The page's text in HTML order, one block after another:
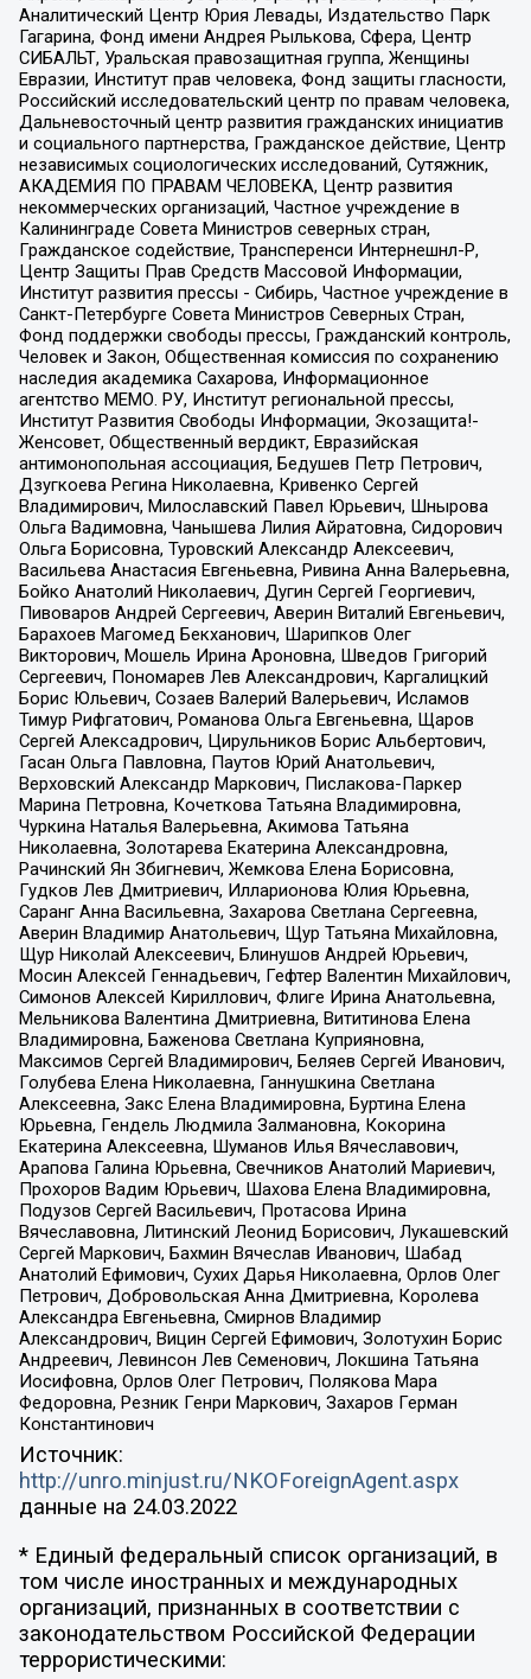
Аналитический Центр Юрия Левады, Издательство Парк
Гагарина, Фонд имени Андрея Рылькова, Сфера, Центр
СИБАЛЬТ, Уральская правозащитная группа, Женщины
Евразии, Институт прав человека, Фонд защиты гласности,
Российский исследовательский центр по правам человека,
Дальневосточный центр развития гражданских инициатив
и социального партнерства, Гражданское действие, Центр
независимых социологических исследований, Сутяжник,
АКАДЕМИЯ ПО ПРАВАМ ЧЕЛОВЕКА, Центр развития
некоммерческих организаций, Частное учреждение в
Калининграде Совета Министров северных стран,
Гражданское содействие, Трансперенси Интернешнл-Р,
Центр Защиты Прав Средств Массовой Информации,
Институт развития прессы - Сибирь, Частное учреждение в
Санкт-Петербурге Совета Министров Северных Стран,
Фонд поддержки свободы прессы, Гражданский контроль,
Человек и Закон, Общественная комиссия по сохранению
наследия академика Сахарова, Информационное
агентство МЕМО. РУ, Институт региональной прессы,
Институт Развития Свободы Информации, Экозащита!-
Женсовет, Общественный вердикт, Евразийская
антимонопольная ассоциация, Бедушев Петр Петрович,
Дзугкоева Регина Николаевна, Кривенко Сергей
Владимирович, Милославский Павел Юрьевич, Шнырова
Ольга Вадимовна, Чанышева Лилия Айратовна, Сидорович
Ольга Борисовна, Туровский Александр Алексеевич,
Васильева Анастасия Евгеньевна, Ривина Анна Валерьевна,
Бойко Анатолий Николаевич, Дугин Сергей Георгиевич,
Пивоваров Андрей Сергеевич, Аверин Виталий Евгеньевич,
Барахоев Магомед Бекханович, Шарипков Олег
Викторович, Мошель Ирина Ароновна, Шведов Григорий
Сергеевич, Пономарев Лев Александрович, Каргалицкий
Борис Юльевич, Созаев Валерий Валерьевич, Исламов
Тимур Рифгатович, Романова Ольга Евгеньевна, Щаров
Сергей Алексадрович, Цирульников Борис Альбертович,
Гасан Ольга Павловна, Паутов Юрий Анатольевич,
Верховский Александр Маркович, Пислакова-Паркер
Марина Петровна, Кочеткова Татьяна Владимировна,
Чуркина Наталья Валерьевна, Акимова Татьяна
Николаевна, Золотарева Екатерина Александровна,
Рачинский Ян Збигневич, Жемкова Елена Борисовна,
Гудков Лев Дмитриевич, Илларионова Юлия Юрьевна,
Саранг Анна Васильевна, Захарова Светлана Сергеевна,
Аверин Владимир Анатольевич, Щур Татьяна Михайловна,
Щур Николай Алексеевич, Блинушов Андрей Юрьевич,
Мосин Алексей Геннадьевич, Гефтер Валентин Михайлович,
Симонов Алексей Кириллович, Флиге Ирина Анатольевна,
Мельникова Валентина Дмитриевна, Вититинова Елена
Владимировна, Баженова Светлана Куприяновна,
Максимов Сергей Владимирович, Беляев Сергей Иванович,
Голубева Елена Николаевна, Ганнушкина Светлана
Алексеевна, Закс Елена Владимировна, Буртина Елена
Юрьевна, Гендель Людмила Залмановна, Кокорина
Екатерина Алексеевна, Шуманов Илья Вячеславович,
Арапова Галина Юрьевна, Свечников Анатолий Мариевич,
Прохоров Вадим Юрьевич, Шахова Елена Владимировна,
Подузов Сергей Васильевич, Протасова Ирина
Вячеславовна, Литинский Леонид Борисович, Лукашевский
Сергей Маркович, Бахмин Вячеслав Иванович, Шабад
Анатолий Ефимович, Сухих Дарья Николаевна, Орлов Олег
Петрович, Добровольская Анна Дмитриевна, Королева
Александра Евгеньевна, Смирнов Владимир
Александрович, Вицин Сергей Ефимович, Золотухин Борис
Андреевич, Левинсон Лев Семенович, Локшина Татьяна
Иосифовна, Орлов Олег Петрович, Полякова Мара
Федоровна, Резник Генри Маркович, Захаров Герман
Константинович
Источник:
http://unro.minjust.ru/NKOForeignAgent.aspx
данные на 24.03.2022
* Единый федеральный список организаций, в
том числе иностранных и международных
организаций, признанных в соответствии с
законодательством Российской Федерации
террористическими: